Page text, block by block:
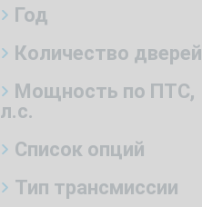
Год
Количество дверей
Мощность по ПТС,
л.с.
Список опций
Тип трансмиссии